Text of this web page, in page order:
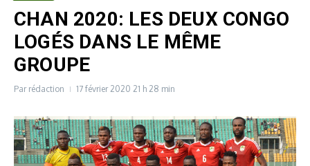
CHAN 2020: LES DEUX CONGO
LOGÉS DANS LE MÊME
GROUPE
Par rédaction 17 février 2020 21 h 28 min